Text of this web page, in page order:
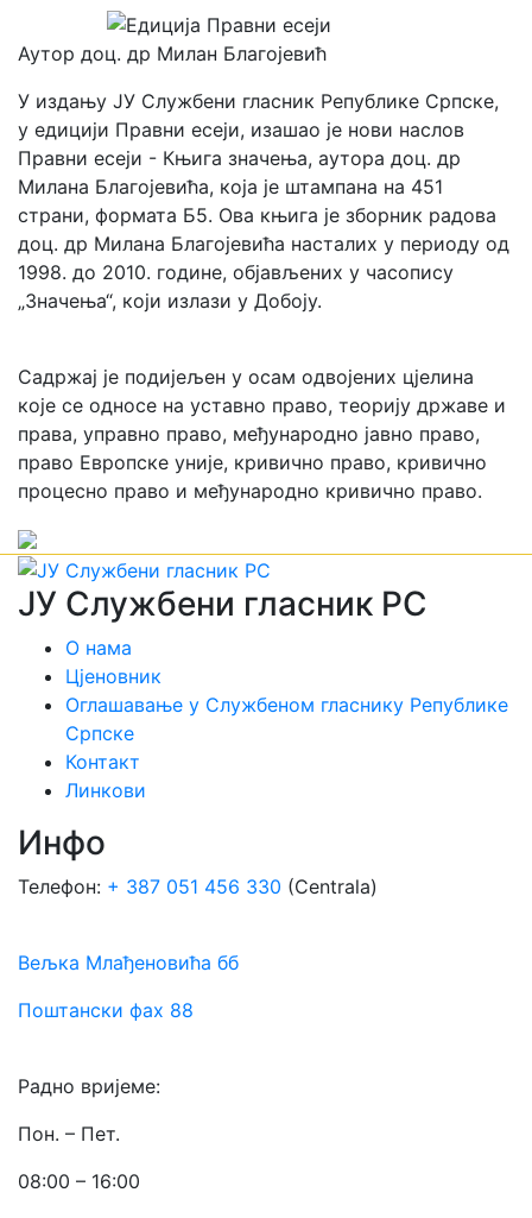
Аутор доц. др Милан Благојевић
У издању ЈУ Службени гласник Републике Српске,
у едицији Правни есеји, изашао је нови наслов
Правни есеји - Књига значења, аутора доц. др
Милана Благојевића, која је штампана на 451
страни, формата Б5. Ова књига је зборник радова
доц. др Милана Благојевића насталих у периоду од
1998. до 2010. године, објављених у часопису
„Значења“, који излази у Добоју.
Садржај је подијељен у осам одвојених цјелина
које се односе на уставно право, теорију државе и
права, управно право, међународно јавно право,
право Европске уније, кривично право, кривично
процесно право и међународно кривично право.
ЈУ Службени гласник РС
О нама
Цјеновник
Оглашавање у Службеном гласнику Републике
Српске
Контакт
Линкови
Инфо
Телефон: + 387 051 456 330 (Centrala)
Вељка Млађеновића бб
Поштански фах 88
Радно вријеме:
Пон. – Пет.
08:00 – 16:00